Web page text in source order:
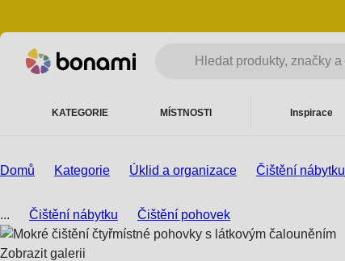
KATEGORIE MÍSTNOSTI Inspirace
Domů Kategorie Úklid a organizace Čištění nábytku
... Čištění nábytku Čištění pohovek
Zobrazit galerii